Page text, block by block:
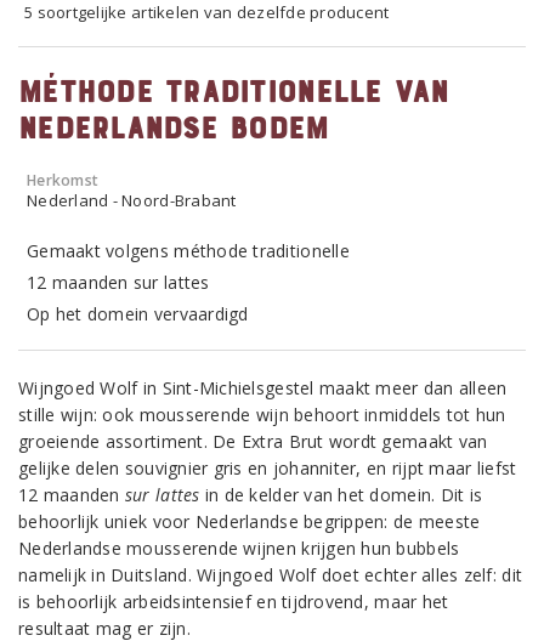
5 soortgelijke artikelen van dezelfde producent
Méthode Traditionelle van
Nederlandse bodem
Herkomst
Nederland - Noord-Brabant
Gemaakt volgens méthode traditionelle
12 maanden sur lattes
Op het domein vervaardigd
Wijngoed Wolf in Sint-Michielsgestel maakt meer dan alleen
stille wijn: ook mousserende wijn behoort inmiddels tot hun
groeiende assortiment. De Extra Brut wordt gemaakt van
gelijke delen souvignier gris en johanniter, en rijpt maar liefst
12 maanden sur lattes in de kelder van het domein. Dit is
behoorlijk uniek voor Nederlandse begrippen: de meeste
Nederlandse mousserende wijnen krijgen hun bubbels
namelijk in Duitsland. Wijngoed Wolf doet echter alles zelf: dit
is behoorlijk arbeidsintensief en tijdrovend, maar het
resultaat mag er zijn.